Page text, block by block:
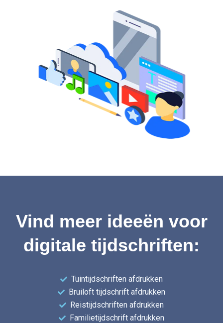
Vind meer ideeën voor
digitale tijdschriften:
Tuintijdschriften afdrukken
Bruiloft tijdschrift afdrukken
Reistijdschriften afdrukken
Familietijdschrift afdrukken